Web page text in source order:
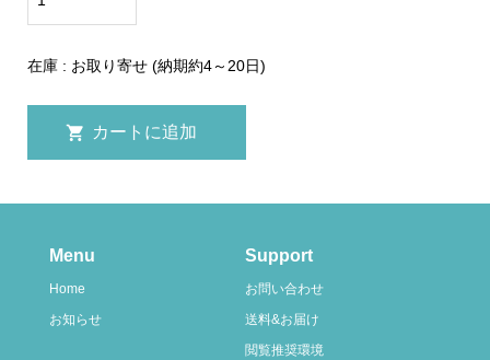
在庫 : お取り寄せ (納期約4～20日)
Menu
Home
お知らせ
Support
お問い合わせ
送料&お届け
閲覧推奨環境